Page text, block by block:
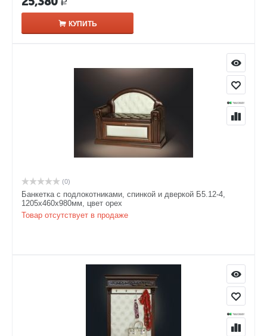
Р
КУПИТЬ
(0)
Банкетка с подлокотниками, спинкой и дверкой Б5.12-4,
1205х460х980мм, цвет орех
Товар отсутствует в продаже